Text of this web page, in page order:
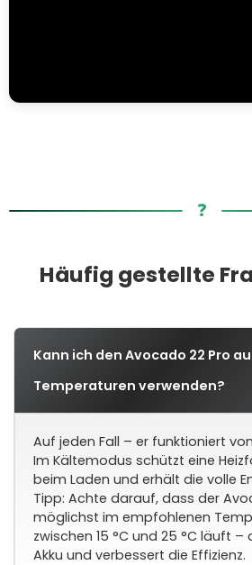
❓
Häufig gestellte
Kann ich den Avocado 22 Pro
Temperaturen verwenden?
Auf jeden Fall – er funktioniert
Im Kältemodus schützt eine
beim Laden und erhält die volle
Tipp: Achte darauf, dass der
möglichst im empfohlenen
zwischen 15 °C und 25 °C läuft
Akku und verbessert die Effizienz.